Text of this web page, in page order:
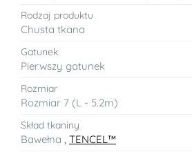
Rodzaj produktu
Chusta tkana
Gatunek
Pierwszy gatunek
Rozmiar
Rozmiar 7 (L - 5.2m)
Skład tkaniny
Bawełna TENCEL™